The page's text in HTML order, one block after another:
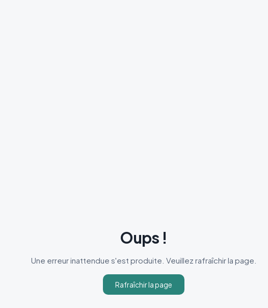
Oups !
Une erreur inattendue s'est produite. Veuillez rafraîchir la page.
Rafraîchir la page